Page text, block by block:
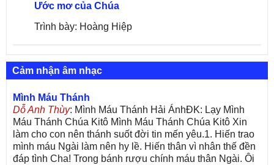
Ước mơ của Chúa
Trình bày: Hoàng Hiệp
Cảm nhận âm nhạc
Mình Máu Thánh
Dỗ Anh Thùy: Mình Máu Thánh Hải ÁnhĐK: Lạy Mình
Máu Thánh Chúa Kitô Mình Máu Thánh Chúa Kitô Xin
làm cho con nên thánh suốt đời tin mến yêu.1. Hiến trao
mình máu Ngài làm nên hy lề. Hiến thân vì nhân thế đền
đáp tình Cha! Trong bánh rượu chính máu thân Ngài. Ôi